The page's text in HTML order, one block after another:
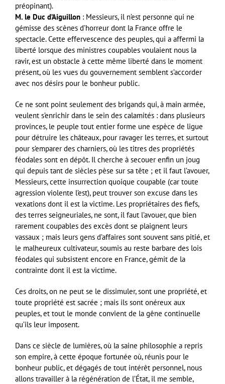
préopinant).
M. le Duc d’Aiguillon : Messieurs, il n’est personne qui ne
gémisse des scènes d’horreur dont la France offre le
spectacle. Cette effervescence des peuples, qui a affermi la
liberté lorsque des ministres coupables voulaient nous la
ravir, est un obstacle à cette même liberté dans le moment
présent, où les vues du gouvernement semblent s’accorder
avec nos désirs pour le bonheur public.
Ce ne sont point seulement des brigands qui, à main armée,
veulent s’enrichir dans le sein des calamités : dans plusieurs
provinces, le peuple tout entier forme une espèce de ligue
pour détruire les châteaux, pour ravager les terres, et surtout
pour s’emparer des charniers, où les titres des propriétés
féodales sont en dépôt. Il cherche à secouer enfin un joug
qui depuis tant de siècles pèse sur sa tête ; et il faut l’avouer,
Messieurs, cette insurrection quoique coupable (car toute
agression violente l’est), peut trouver son excuse dans les
vexations dont il est la victime. Les propriétaires des fiefs,
des terres seigneuriales, ne sont, il faut l’avouer, que bien
rarement coupables des excès dont se plaignent leurs
vassaux ; mais leurs gens d’affaires sont souvent sans pitié, et
le malheureux cultivateur, soumis au reste barbare des lois
féodales qui subsistent encore en France, gémit de la
contrainte dont il est la victime.
Ces droits, on ne peut se le dissimuler, sont une propriété, et
toute propriété est sacrée ; mais ils sont onéreux aux
peuples, et tout le monde convient de la gêne continuelle
qu’ils leur imposent.
Dans ce siècle de lumières, où la saine philosophie a repris
son empire, à cette époque fortunée où, réunis pour le
bonheur public, et dégagés de tout intérêt personnel, nous
allons travailler à la régénération de l’État, il me semble,